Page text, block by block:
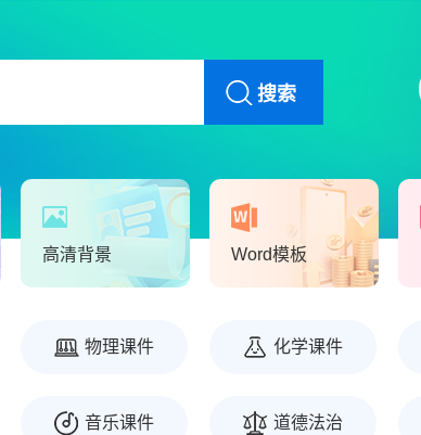
搜索
高清背景 Word模板
物理课件 化学课件
音乐课件 道德法治